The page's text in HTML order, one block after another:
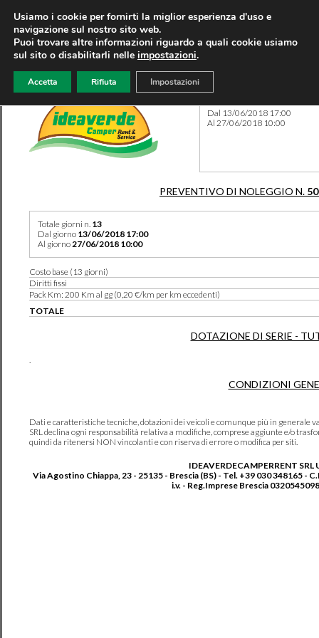
Dal 13/06/2018 17:00
Al 27/06/2018 10:00
PREVENTIVO DI NOLEGGIO N.
Totale giorni n. 13
Dal giorno 13/06/2018 17:00
Al giorno27/06/2018 10:00
Costo base (13 giorni)
Diritti fissi
Pack Km: 200 Km al gg (0,20 €/km per km eccedenti)
TOTALE
DOTAZIONE DI SERIE -
.
CONDIZIONI
Dati e caratteristiche tecniche, dotazioni dei veicoli e comunque più in generale
SRL declina ogni responsabilità relativa a modifiche, comprese aggiunte e/o
quindi da ritenersi NON vincolanti e con riserva di errore o modifica per siti.
IDEAVERDECAMPERRENT SRL
Via Agostino Chiappa, 23 - 25135 - Brescia (BS) - Tel. +39 030 348165 -
i.v. - Reg.Imprese Brescia
Usiamo i cookie per fornirti la miglior esperienza d'uso e
navigazione sul nostro sito web.
Puoi trovare altre informazioni riguardo a quali cookie usiamo
sul sito o disabilitarli nelle impostazioni.
Accetta Rifiuta Impostazioni